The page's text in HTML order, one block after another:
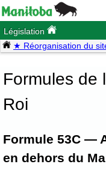
Législation
★ Réorganisation du
Formules de
Roi
Formule 53C —
en dehors du